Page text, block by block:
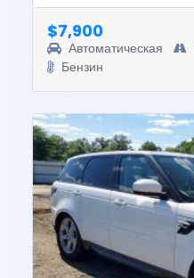
vehicle was $19337. ...
$7,900
Автоматическая
Бензин